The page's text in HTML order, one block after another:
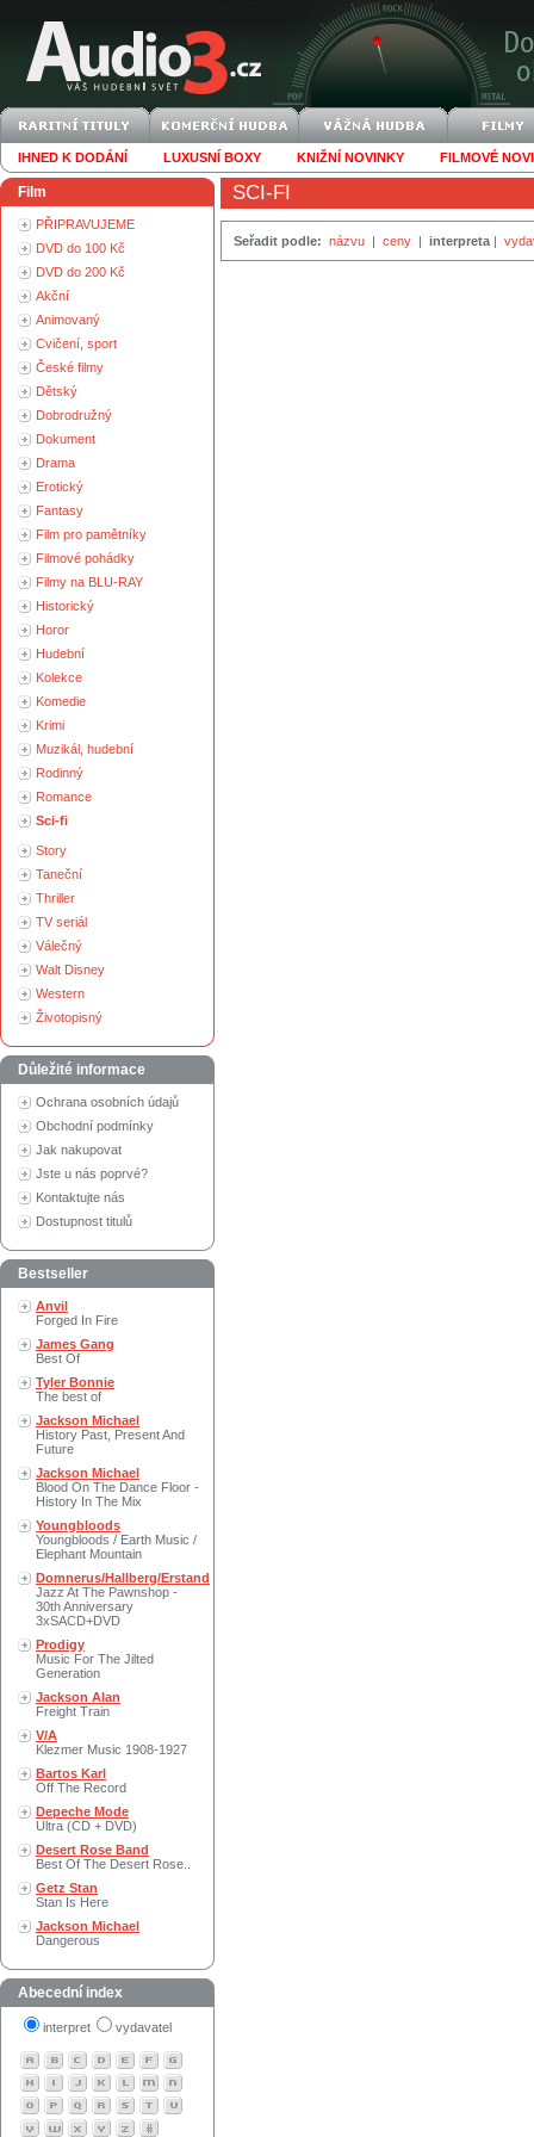
IHNED K DODÁNÍ LUXUSNÍ BOXY KNIŽNÍ NOVINKY FILMOVÉ
Film
PŘIPRAVUJEME
DVD do 100 Kč
DVD do 200 Kč
Akční
Animovaný
Cvičení, sport
České filmy
Dětský
Dobrodružný
Dokument
Drama
Erotický
Fantasy
Film pro pamětníky
Filmové pohádky
Filmy na BLU-RAY
Historický
Horor
Hudební
Kolekce
Komedie
Krimi
Muzikál, hudební
Rodinný
Romance
Sci-fi
Story
Taneční
Thriller
TV seriál
Válečný
Walt Disney
Western
Životopisný
Důležité informace
Ochrana osobních údajů
Obchodní podmínky
Jak nakupovat
Jste u nás poprvé?
Kontaktujte nás
Dostupnost titulů
Bestseller
Anvil
Forged In Fire
James Gang
Best Of
Tyler Bonnie
The best of
Jackson Michael
History Past, Present And
Future
Jackson Michael
Blood On The Dance Floor -
History In The Mix
Youngbloods
Youngbloods / Earth Music /
Elephant Mountain
Domnerus/Hallberg/Erstand
Jazz At The Pawnshop -
30th Anniversary
3xSACD+DVD
Prodigy
Music For The Jilted
Generation
Jackson Alan
Freight Train
V/A
Klezmer Music 1908-1927
Bartos Karl
Off The Record
Depeche Mode
Ultra (CD + DVD)
Desert Rose Band
Best Of The Desert Rose..
Getz Stan
Stan Is Here
Jackson Michael
Dangerous
Abecední index
interpret vydavatel
SCI-FI
Seřadit podle: názvu | ceny | interpreta |